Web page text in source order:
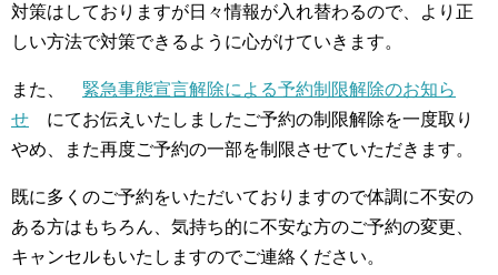
対策はしておりますが日々情報が入れ替わるので、より正
しい方法で対策できるように心がけていきます。
また、 緊急事態宣言解除による予約制限解除のお知ら
せ にてお伝えいたしましたご予約の制限解除を一度取り
やめ、また再度ご予約の一部を制限させていただきます。
既に多くのご予約をいただいておりますので体調に不安の
ある方はもちろん、気持ち的に不安な方のご予約の変更、
キャンセルもいたしますのでご連絡ください。